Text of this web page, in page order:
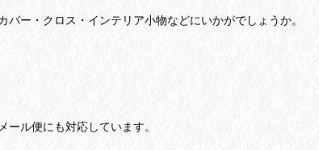
ー・クロス・インテリア小物などにいかがでしょうか。
ル便にも対応しています。